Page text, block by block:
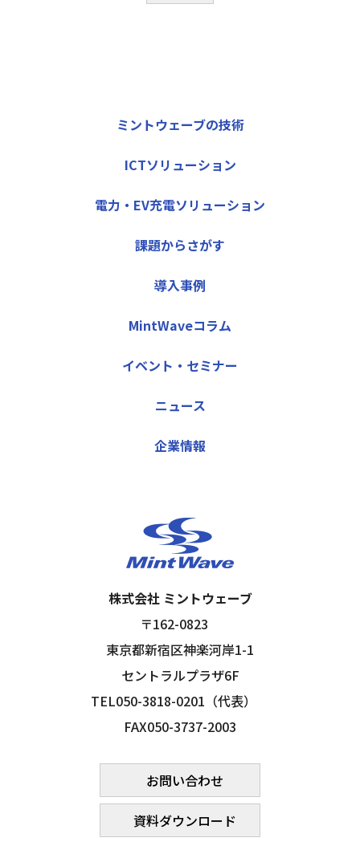
ミントウェーブの技術
ICTソリューション
電力・EV充電ソリューション
課題からさがす
導入事例
MintWaveコラム
イベント・セミナー
ニュース
企業情報
株式会社 ミントウェーブ
〒162-0823
東京都新宿区神楽河岸1-1
セントラルプラザ6F
TEL050-3818-0201（代表）
FAX050-3737-2003
お問い合わせ
資料ダウンロード